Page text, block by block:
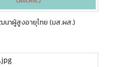
าผู้สูงอายุไทย (มส.ผส.)